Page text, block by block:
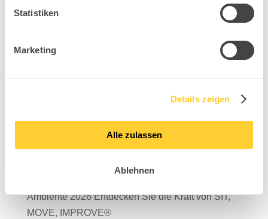
Statistiken
Marketing
Details zeigen
Alle zulassen
Ablehnen
Suchen
Nachhaltigkeitsbericht 2025 ist da!
TDR – Tag der Rückengesundheit 2026
Ambiente 2026 Entdecken Sie die Kraft von SIT,
MOVE, IMPROVE®